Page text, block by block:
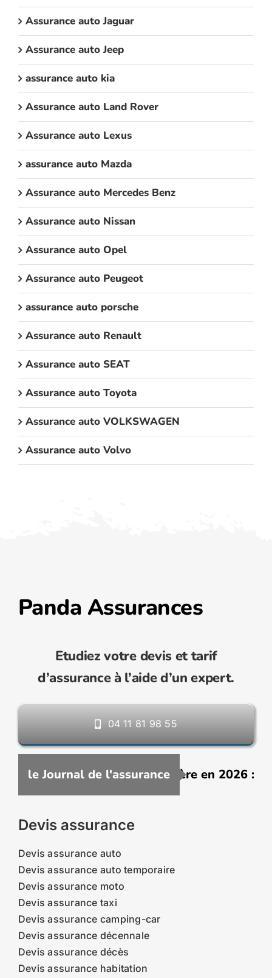
Assurance auto Jaguar
Assurance auto Jeep
assurance auto kia
Assurance auto Land Rover
Assurance auto Lexus
assurance auto Mazda
Assurance auto Mercedes Benz
Assurance auto Nissan
Assurance auto Opel
Assurance auto Peugeot
assurance auto porsche
Assurance auto Renault
Assurance auto SEAT
Assurance auto Toyota
Assurance auto VOLKSWAGEN
Assurance auto Volvo
Panda Assurances
Etudiez votre devis et tarif
d’assurance à l’aide d’un expert.
04 11 81 98 55
le Journal de l'assurance
assurance VTC moins chère en 2026 :
Devis assurance
Devis assurance auto
Devis assurance auto temporaire
Devis assurance moto
Devis assurance taxi
Devis assurance camping-car
Devis assurance décennale
Devis assurance décès
Devis assurance habitation